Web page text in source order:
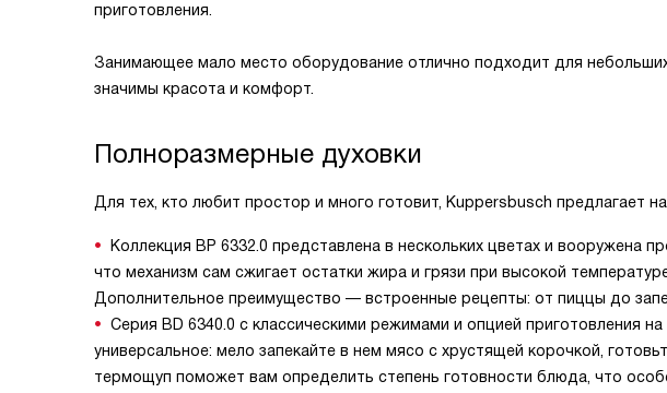
приготовления.
Занимающее мало место оборудование отлично подходит для
значимы красота и комфорт.
Полноразмерные духовки
Для тех, кто любит простор и много готовит, Kuppersbusch предлагает
Коллекция BP 6332.0 представлена в нескольких цветах и вооружена
что механизм сам сжигает остатки жира и грязи при высокой
Дополнительное преимущество — встроенные рецепты: от пиццы до
Серия BD 6340.0 с классическими режимами и опцией приготовления
универсальное: мело запекайте в нем мясо с хрустящей корочкой,
термощуп поможет вам определить степень готовности блюда, что